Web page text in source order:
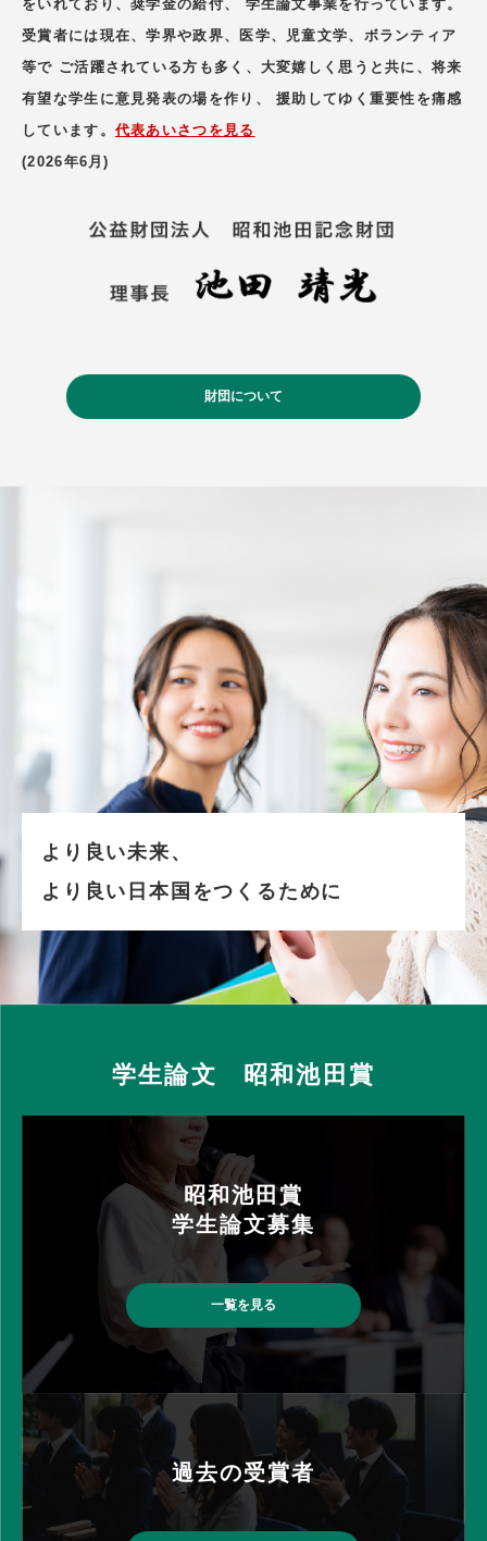
をいれており、奨学金の給付、 学生論文事業を行っています。
受賞者には現在、学界や政界、医学、児童文学、ボランティア
等で ご活躍されている方も多く、大変嬉しく思うと共に、将来
有望な学生に意見発表の場を作り、 援助してゆく重要性を痛感
しています。 代表あいさつを見る
(2026年6月)
財団について
より良い未来、
より良い日本国をつくるために
学生論文 昭和池田賞
昭和池⽥賞
学⽣論⽂募集
一覧を見る
過去の受賞者